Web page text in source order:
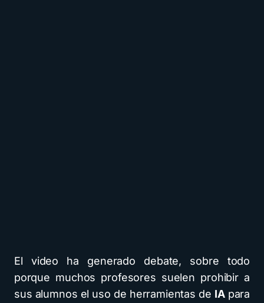
El video ha generado debate, sobre todo
porque muchos profesores suelen prohibir a
sus alumnos el uso de herramientas de IApara